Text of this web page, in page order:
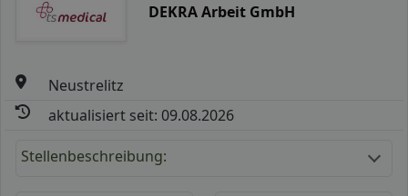
DEKRA Arbeit GmbH
Neustrelitz
aktualisiert seit: 09.08.2026
Stellenbeschreibung: